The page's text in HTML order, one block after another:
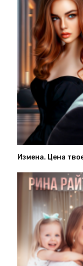
Измена. Цена